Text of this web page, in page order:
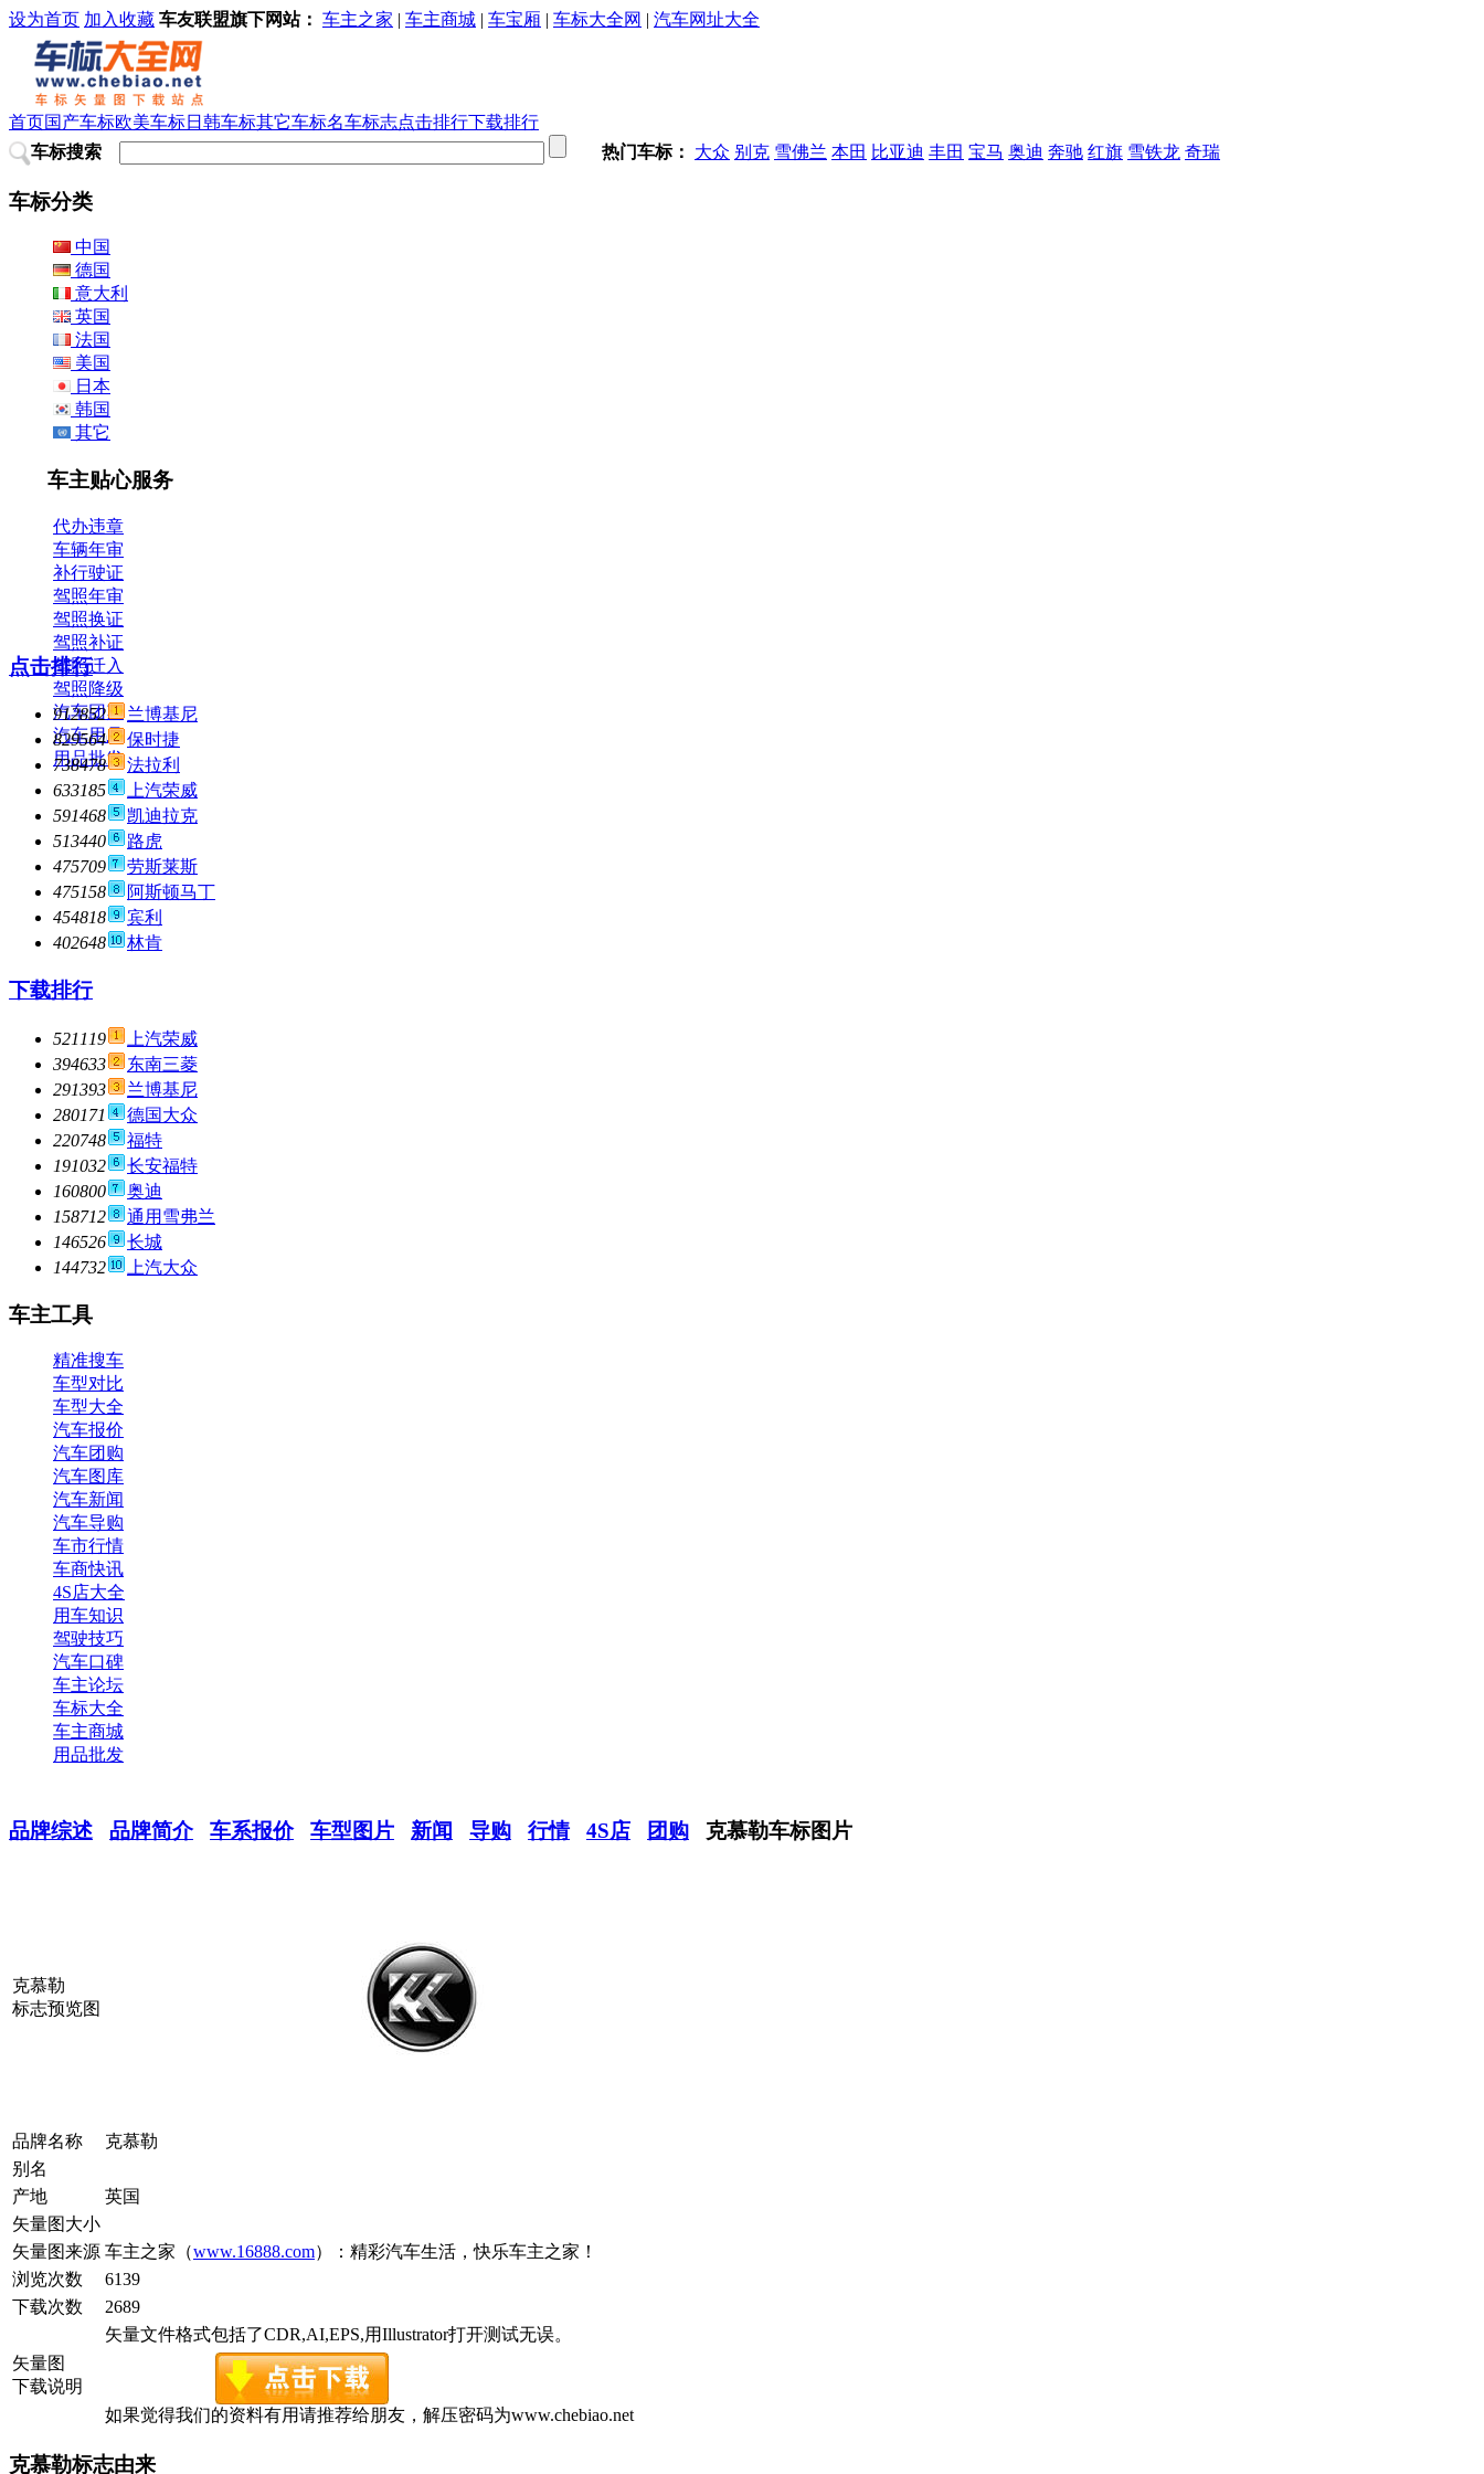
设为首页 加入收藏 车友联盟旗下网站： 车主之家 | 车主商城 | 车宝厢 | 车标大全网 | 汽车网址大全
首页国产车标欧美车标日韩车标其它车标名车标志点击排行下载排行
车标搜索
热门车标： 大众 别克 雪佛兰 本田 比亚迪 丰田 宝马 奥迪 奔驰 红旗 雪铁龙 奇瑞
车标分类
中国
德国
意大利
英国
法国
美国
日本
韩国
其它
车主贴心服务
代办违章
车辆年审
补行驶证
驾照年审
驾照换证
驾照补证
驾照迁入
驾照降级
汽车团购
汽车用品
用品批发
点击排行
912852
兰博基尼
829564
保时捷
738478
法拉利
633185
上汽荣威
591468
凯迪拉克
513440
路虎
475709
劳斯莱斯
475158
阿斯顿马丁
454818
宾利
402648
林肯
下载排行
521119
上汽荣威
394633
东南三菱
291393
兰博基尼
280171
德国大众
220748
福特
191032
长安福特
160800
奥迪
158712
通用雪弗兰
146526
长城
144732
上汽大众
车主工具
精准搜车
车型对比
车型大全
汽车报价
汽车团购
汽车图库
汽车新闻
汽车导购
车市行情
车商快讯
4S店大全
用车知识
驾驶技巧
汽车口碑
车主论坛
车标大全
车主商城
用品批发
品牌综述 品牌简介 车系报价 车型图片 新闻 导购 行情 4S店 团购 克慕勒车标图片
克慕勒
标志预览图
品牌名称
克慕勒
别名
产地
英国
矢量图大小
矢量图来源 车主之家（www.16888.com）：精彩汽车生活，快乐车主之家！
浏览次数
6139
下载次数
2689
矢量图
下载说明
矢量文件格式包括了CDR,AI,EPS,用Illustrator打开测试无误。
如果觉得我们的资料有用请推荐给朋友，解压密码为www.chebiao.net
克慕勒标志由来